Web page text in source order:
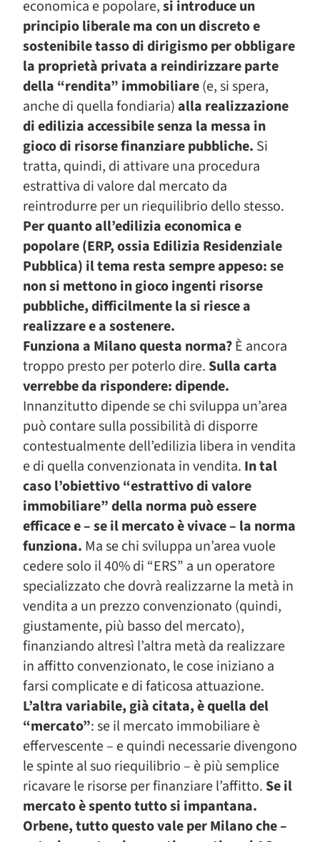
economica e popolare,si introduce un
principio liberale ma con un discreto e
sostenibile tasso di dirigismo per obbligare
la proprietà privata a reindirizzare parte
della “rendita” immobiliare(e, si spera,
anche di quella fondiaria)alla realizzazione
di edilizia accessibile senza la messa in
gioco di risorse finanziare pubbliche. Si
tratta, quindi, di attivare una procedura
estrattiva di valore dal mercato da
reintrodurre per un riequilibrio dello stesso.
Per quanto all’edilizia economica e
popolare (ERP, ossia Edilizia Residenziale
Pubblica) il tema resta sempre appeso: se
non si mettono in gioco ingenti risorse
pubbliche, difficilmente la si riesce a
realizzare e a sostenere.
Funziona a Milano questa norma?È ancora
troppo presto per poterlo dire. Sulla carta
verrebbe da rispondere: dipende.
Innanzitutto dipende se chi sviluppa un’area
può contare sulla possibilità di disporre
contestualmente dell’edilizia libera in vendita
e di quella convenzionata in vendita. In tal
caso l’obiettivo “estrattivo di valore
immobiliare” della norma può essere
efficace e – se il mercato è vivace – la norma
funziona. Ma se chi sviluppa un’area vuole
cedere solo il 40% di “ERS” a un operatore
specializzato che dovrà realizzarne la metà in
vendita a un prezzo convenzionato (quindi,
giustamente, più basso del mercato),
finanziando altresì l’altra metà da realizzare
in affitto convenzionato, le cose iniziano a
farsi complicate e di faticosa attuazione.
L’altra variabile, già citata, è quella del
“mercato”: se il mercato immobiliare è
effervescente – e quindi necessarie divengono
le spinte al suo riequilibrio – è più semplice
ricavare le risorse per finanziare l’affitto. Se il
mercato è spento tutto si impantana.
Orbene, tutto questo vale per Milano che –